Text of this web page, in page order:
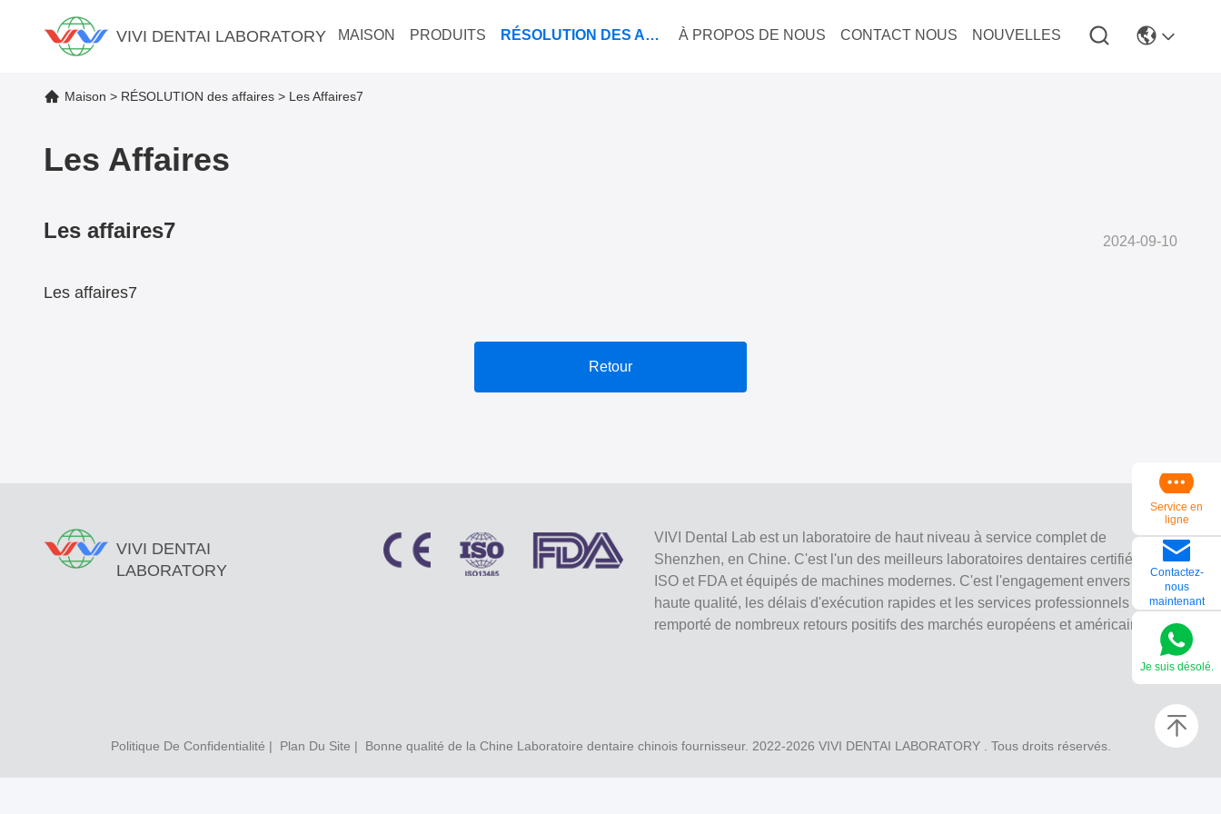
VIVI DENTAI LABORATORY MAISON PRODUITS RÉSOLUTION DES AFFAIRES À PROPOS DE NOUS CONTACT NOUS NOUVELLES
Maison > RÉSOLUTION des affaires > Les Affaires7
Les Affaires
Les affaires7 2024-09-10
Les affaires7
Retour
VIVI DENTAI
LABORATORY
VIVI Dental Lab est un laboratoire de haut niveau à service complet de
Shenzhen, en Chine. C'est l'un des meilleurs laboratoires dentaires certifiés CE,
ISO et FDA et équipés de machines modernes. C'est l'engagement envers la
haute qualité, les délais d'exécution rapides et les services professionnels a
remporté de nombreux retours positifs des marchés européens et américains.
Politique De Confidentialité | Plan Du Site | Bonne qualité de la Chine Laboratoire dentaire chinois fournisseur. 2022-2026 VIVI DENTAI LABORATORY. Tous droits réservés.
Service en
ligne
Contactez-
nous
maintenant
Je suis désolé.